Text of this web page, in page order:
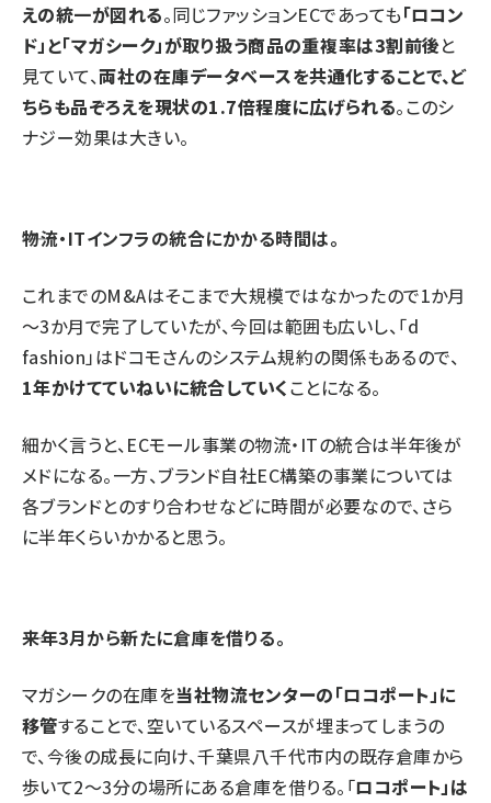
えの統一が図れる。同じファッションECであっても「ロコン
ド」と「マガシーク」が取り扱う商品の重複率は3割前後と
見ていて、両社の在庫データベースを共通化することで、ど
ちらも品ぞろえを現状の1.7倍程度に広げられる。このシ
ナジー効果は大きい。
――物流・ITインフラの統合にかかる時間は。
これまでのM&Aはそこまで大規模ではなかったので1か月
～3か月で完了していたが、今回は範囲も広いし、「d
fashion」はドコモさんのシステム規約の関係もあるので、
1年かけてていねいに統合していくことになる。
細かく言うと、ECモール事業の物流・ITの統合は半年後が
メドになる。一方、ブランド自社EC構築の事業については
各ブランドとのすり合わせなどに時間が必要なので、さら
に半年くらいかかると思う。
――来年3月から新たに倉庫を借りる。
マガシークの在庫を当社物流センターの「ロコポート」に
移管することで、空いているスペースが埋まってしまうの
で、今後の成長に向け、千葉県八千代市内の既存倉庫から
歩いて2～3分の場所にある倉庫を借りる。「ロコポート」は